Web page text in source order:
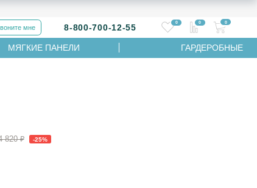
мне 8-800-700-12-55
0 0 0
МЯГКИЕ ПАНЕЛИ ГАРДЕРОБНЫЕ
820 ₽ -25%